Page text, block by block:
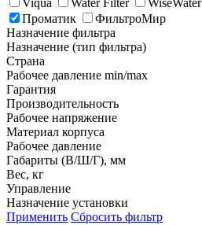
Viqua
Water Filter WiseWater
Проматик
ФильтроМир
Назначение фильтра
Назначение (тип фильтра)
Страна
Рабочее давление min/max
Гарантия
Производительность
Рабочее напряжение
Материал корпуса
Рабочее давление
Габариты (В/Ш/Г), мм
Вес, кг
Управление
Назначение установки
Применить Сбросить фильтр